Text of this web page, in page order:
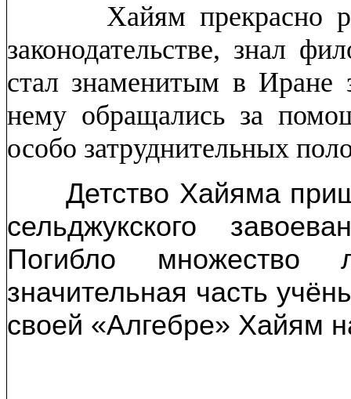
Хайям прекрасно
законодательстве, знал
стал знаменитым в Иране
нему обращались за
особо затруднительных
Детство Хайяма
сельджукского
Погибло
значительная часть
своей «Алгебре» Хайям